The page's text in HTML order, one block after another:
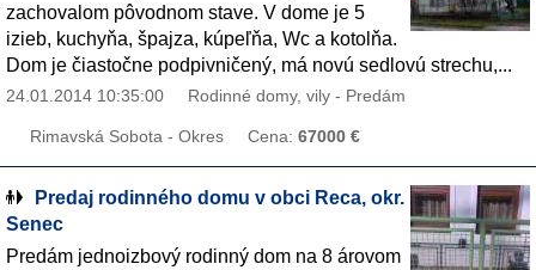
zachovalom pôvodnom stave. V dome je 5
izieb, kuchyňa, špajza, kúpeľňa, Wc a kotolňa.
Dom je čiastočne podpivničený, má novú sedlovú strechu,...
24.01.2014 10:35:00 Rodinné domy, vily - Predám
Rimavská Sobota - Okres Cena: 67000 €
Predaj rodinného domu v obci Reca, okr.
Senec
Predám jednoizbový rodinný dom na 8 árovom